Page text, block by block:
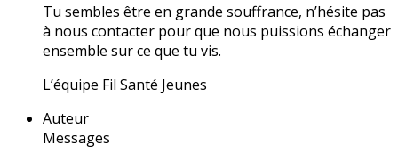
Tu sembles être en grande souffrance, n’hésite pas
à nous contacter pour que nous puissions échanger
ensemble sur ce que tu vis.
L’équipe Fil Santé Jeunes
Auteur
Messages